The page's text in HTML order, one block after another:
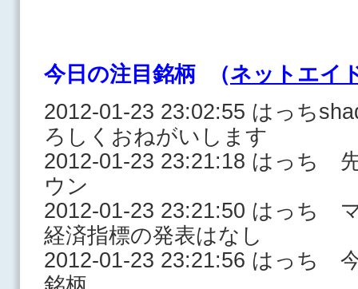
今日の注目銘柄 （ネットエイ
2012-01-23 23:02:55 はっち
ろしくおねがいします
2012-01-23 23:21:18 はっち
ウン
2012-01-23 23:21:50 はっち
経済指標の発表はなし
2012-01-23 23:21:56 はっち